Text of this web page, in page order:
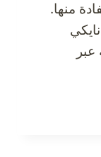
منها.